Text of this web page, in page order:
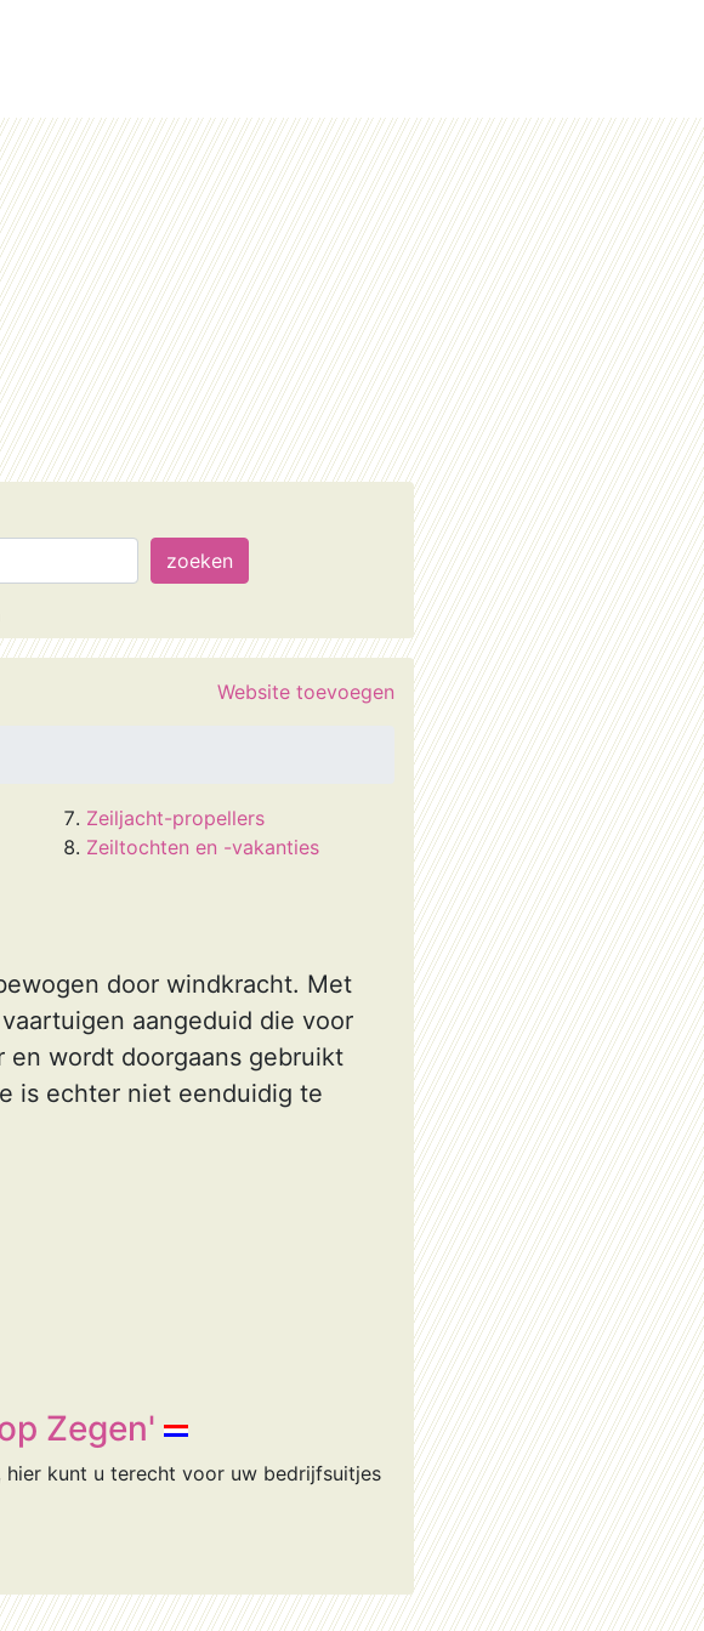
Website toevoegen
Zeiljacht-propellers
Zeiltochten en -vakanties
door windkracht. Met
aangeduid die voor
wordt doorgaans gebruikt
is echter niet eenduidig te
Zegen'
kunt u terecht voor uw bedrijfsuitjes